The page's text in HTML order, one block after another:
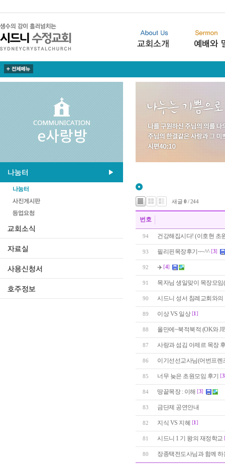
새글 0 / 244
번호
94 건강해집시다! (이호현 초
93 필리핀목장후기~~^^ [3]
92 ✈️ [4]
91 목자님 생일맞이 목장모임
90 시드니 성서 침례교회와의
89 이상 VS 일상 [1]
88 올만에~북적북적 (OK와
87 사랑과 섬김 아제르 목장
86 이기선선교사님(어번프렌
85 너무 늦은 초원모임 후기 [3
84 땅끝목장 : 이해 [3]
83 금단제 공연안내
82 지식 VS 지혜 [1]
81 시드니 1 기 왕의 재정학교
80 장종택전도사님과 함께